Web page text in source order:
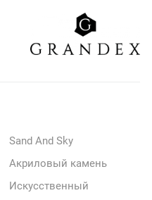
Sand And Sky
Акриловый камень
Искусственный